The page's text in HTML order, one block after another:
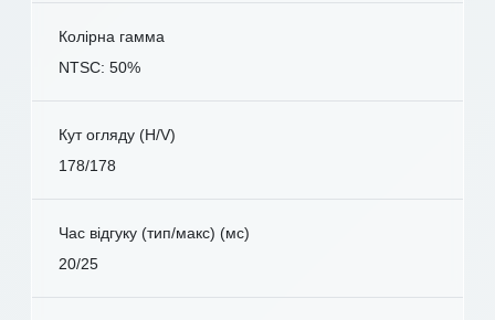
Колірна гамма
NTSC: 50%
Кут огляду (H/V)
178/178
Час відгуку (тип/макс) (мс)
20/25